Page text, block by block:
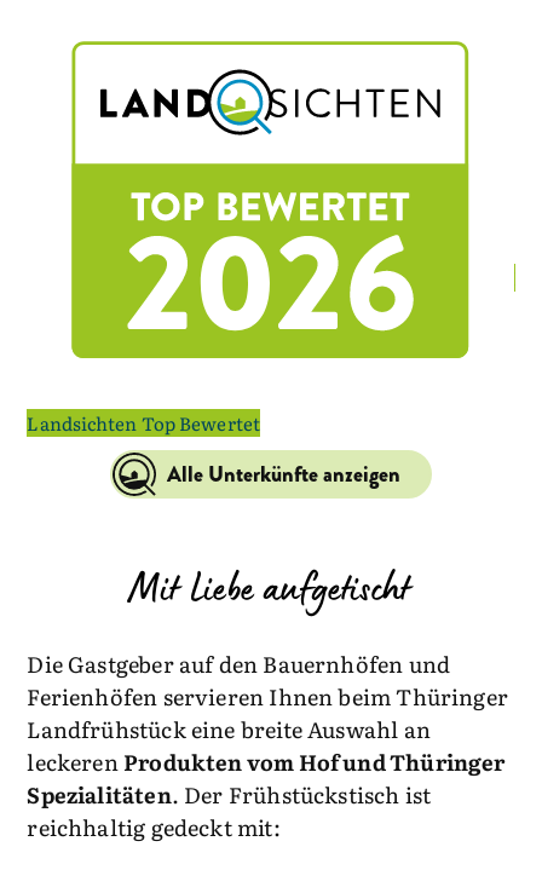
Landsichten Top Bewertet
Alle Unterkünfte anzeigen
Mit Liebe aufgetischt
Die Gastgeber auf den Bauernhöfen und
Ferienhöfen servieren Ihnen beim Thüringer
Landfrühstück eine breite Auswahl an
leckerenProdukten vom Hof und Thüringer
Spezialitäten. Der Frühstückstisch ist
reichhaltig gedeckt mit: